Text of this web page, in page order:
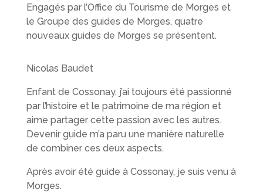
Engagés par l’Office du Tourisme de Morges et
le Groupe des guides de Morges, quatre
nouveaux guides de Morges se présentent.
Nicolas Baudet
Enfant de Cossonay, j’ai toujours été passionné
par l’histoire et le patrimoine de ma région et
aime partager cette passion avec les autres.
Devenir guide m’a paru une manière naturelle
de combiner ces deux aspects.
Après avoir été guide à Cossonay, je suis venu à
Morges.